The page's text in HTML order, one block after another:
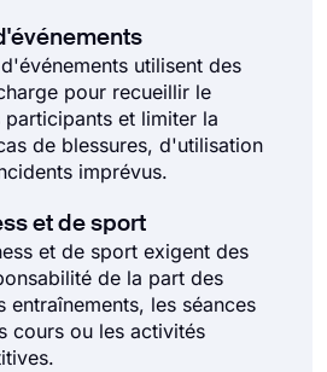
utilisent des
pour recueillir le
et limiter la
de blessures, d'utilisation
imprévus.
et de sport
et de sport exigent des
de la part des
entraînements, les séances
cours ou les activités